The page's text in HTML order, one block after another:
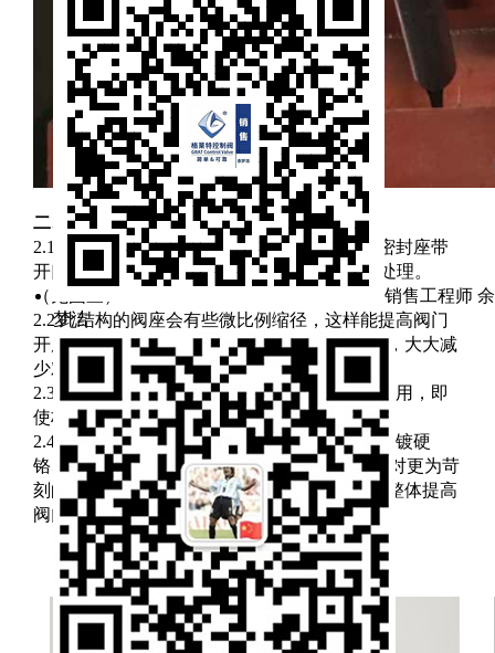
销售工程师 余
梦洁
二、解决方案
2.1 为了解决现场阀体的冲刷问题，我司采用密封座带
开口挡板设计，特殊耐磨金属材质+航空耐磨处理。
（见图三）
2.2 此结构的阀座会有些微比例缩径，这样能提高阀门
开度，浆砂等硬质介质将从阀门中腔穿流而过，大大减
少对阀体壁的冲刷和磨损。
2.3 密封座自带的档板结构还起到第一道防挡作用，即
使档板磨损了，也不影响阀门的密封效果。
2.4 阀芯和阀座密封面及内壁均经过耐磨处理（镀硬
铬、喷涂 WC 或堆焊航空硬质合金等），以应对更为苛
刻的使用工况，从而延长阀内件的使用周期，整体提高
阀门的使用寿命。
图三 密封座带V字型开口挡板